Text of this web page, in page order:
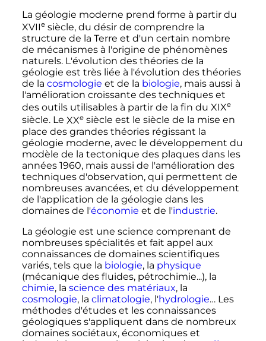
La géologie moderne prend forme à partir du
XVIIe siècle, du désir de comprendre la
structure de la Terre et d'un certain nombre
de mécanismes à l'origine de phénomènes
naturels. L'évolution des théories de la
géologie est très liée à l'évolution des théories
de la cosmologie et de la biologie, mais aussi à
l'amélioration croissante des techniques et
des outils utilisables à partir de la fin du XIXe
siècle. Le XXe siècle est le siècle de la mise en
place des grandes théories régissant la
géologie moderne, avec le développement du
modèle de la tectonique des plaques dans les
années 1960, mais aussi de l'amélioration des
techniques d'observation, qui permettent de
nombreuses avancées, et du développement
de l'application de la géologie dans les
domaines de l'économie et de l'industrie.
La géologie est une science comprenant de
nombreuses spécialités et fait appel aux
connaissances de domaines scientifiques
variés, tels que la biologie, la physique
(mécanique des fluides, pétrochimie...), la
chimie, la science des matériaux, la
cosmologie, la climatologie, l'hydrologie… Les
méthodes d'études et les connaissances
géologiques s'appliquent dans de nombreux
domaines sociétaux, économiques et